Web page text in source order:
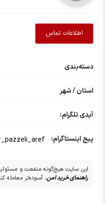
اطلاعات تماس
دسته‌بندی
استان / شهر
آیدی تلگرام:
پیج اینستاگرام:
این سایت هیچ‌گونه منفعت و
راهنمای خرید امن، آسوده‌تر معامله